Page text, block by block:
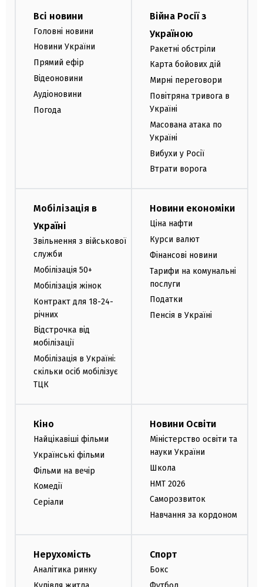
Всі новини
Головні новини
Новини України
Прямий ефір
Відеоновини
Аудіоновини
Погода
Війна Росії з
Україною
Ракетні обстріли
Карта бойових дій
Мирні переговори
Повітряна тривога в
Україні
Масована атака по
Україні
Вибухи у Росії
Втрати ворога
Мобілізація в
Україні
Звільнення з військової
служби
Мобілізація 50+
Мобілізація жінок
Контракт для 18-24-
річних
Відстрочка від
мобілізації
Мобілізація в Україні:
скільки осіб мобілізує
ТЦК
Новини економіки
Ціна нафти
Курси валют
Фінансові новини
Тарифи на комунальні
послуги
Податки
Пенсія в Україні
Кіно
Найцікавіші фільми
Українські фільми
Фільми на вечір
Комедії
Серіали
Новини Освіти
Міністерство освіти та
науки України
Школа
НМТ 2026
Саморозвиток
Навчання за кордоном
Нерухомість
Аналітика ринку
Спорт
Бокс